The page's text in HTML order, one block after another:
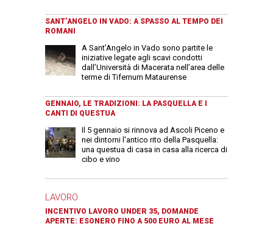
SANT’ANGELO IN VADO: A SPASSO AL TEMPO DEI
ROMANI
A Sant’Angelo in Vado sono partite le
iniziative legate agli scavi condotti
dall’Università di Macerata nell’area delle
terme di Tifernum Mataurense
GENNAIO, LE TRADIZIONI: LA PASQUELLA E I
CANTI DI QUESTUA
Il 5 gennaio si rinnova ad Ascoli Piceno e
nei dintorni l'antico rito della Pasquella:
una questua di casa in casa alla ricerca di
cibo e vino
LAVORO
INCENTIVO LAVORO UNDER 35, DOMANDE
APERTE: ESONERO FINO A 500 EURO AL MESE